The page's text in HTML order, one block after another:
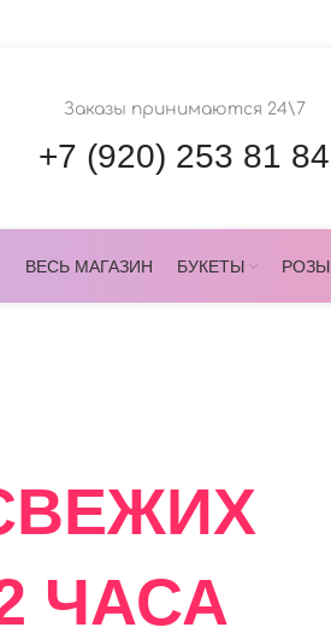
Заказы принимаются 24\7
+7 (920) 253 81 84
ВЕСЬ МАГАЗИН БУКЕТЫ РОЗЫ
ЧАСА